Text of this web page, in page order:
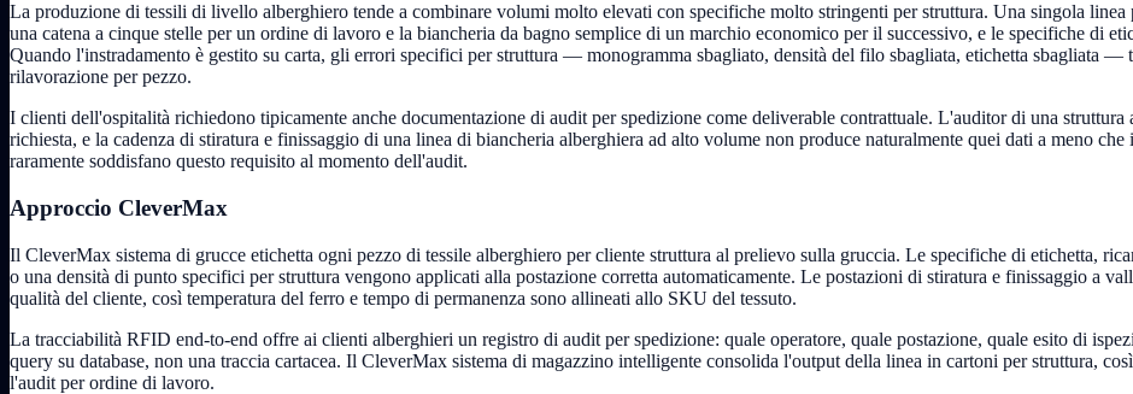
La produzione di tessili di livello alberghiero tende a combinare volumi molto elevati con specifiche molto stringenti per struttura. Una singola
una catena a cinque stelle per un ordine di lavoro e la biancheria da bagno semplice di un marchio economico per il successivo, e le specifiche di
Quando l'instradamento è gestito su carta, gli errori specifici per struttura — monogramma sbagliato, densità del filo sbagliata, etichetta sbagliata
rilavorazione per pezzo.
I clienti dell'ospitalità richiedono tipicamente anche documentazione di audit per spedizione come deliverable contrattuale. L'auditor di una struttura
richiesta, e la cadenza di stiratura e finissaggio di una linea di biancheria alberghiera ad alto volume non produce naturalmente quei dati a meno
raramente soddisfano questo requisito al momento dell'audit.
Approccio CleverMax
Il CleverMax sistema di grucce etichetta ogni pezzo di tessile alberghiero per cliente struttura al prelievo sulla gruccia. Le specifiche di etichetta,
o una densità di punto specifici per struttura vengono applicati alla postazione corretta automaticamente. Le postazioni di stiratura e finissaggio a
qualità del cliente, così temperatura del ferro e tempo di permanenza sono allineati allo SKU del tessuto.
La tracciabilità RFID end-to-end offre ai clienti alberghieri un registro di audit per spedizione: quale operatore, quale postazione, quale esito di
query su database, non una traccia cartacea. Il CleverMax sistema di magazzino intelligente consolida l'output della linea in cartoni per struttura,
l'audit per ordine di lavoro.